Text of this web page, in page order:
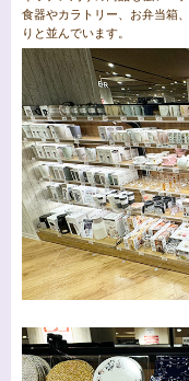
食器やカラトリー、お弁当箱
りと並んでいます。